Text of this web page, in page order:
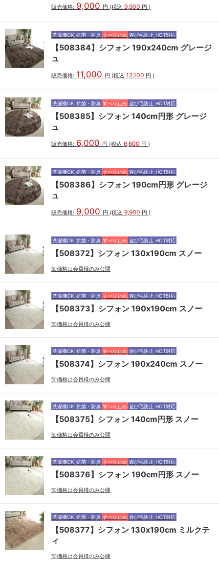
販売価格: 9,000 円 (税込 9,900 円 )
洗濯機OK 抗菌・防臭 すべり止め 遊び毛防止 HOT対応
【508384】シフォン 190x240cm グレージ
ュ
販売価格: 11,000 円 (税込 12,100 円 )
洗濯機OK 抗菌・防臭 すべり止め 遊び毛防止 HOT対応
【508385】シフォン 140cm円形 グレージ
ュ
販売価格: 6,000 円 (税込 6,600 円 )
洗濯機OK 抗菌・防臭 すべり止め 遊び毛防止 HOT対応
【508386】シフォン 190cm円形 グレージ
ュ
販売価格: 9,000 円 (税込 9,900 円 )
洗濯機OK 抗菌・防臭 すべり止め 遊び毛防止 HOT対応
【508372】シフォン 130x190cm スノー
卸価格は会員様のみ公開
洗濯機OK 抗菌・防臭 すべり止め 遊び毛防止 HOT対応
【508373】シフォン 190x190cm スノー
卸価格は会員様のみ公開
洗濯機OK 抗菌・防臭 すべり止め 遊び毛防止 HOT対応
【508374】シフォン 190x240cm スノー
卸価格は会員様のみ公開
洗濯機OK 抗菌・防臭 すべり止め 遊び毛防止 HOT対応
【508375】シフォン 140cm円形 スノー
卸価格は会員様のみ公開
洗濯機OK 抗菌・防臭 すべり止め 遊び毛防止 HOT対応
【508376】シフォン 190cm円形 スノー
卸価格は会員様のみ公開
洗濯機OK 抗菌・防臭 すべり止め 遊び毛防止 HOT対応
【508377】シフォン 130x190cm ミルクテ
ィ
卸価格は会員様のみ公開